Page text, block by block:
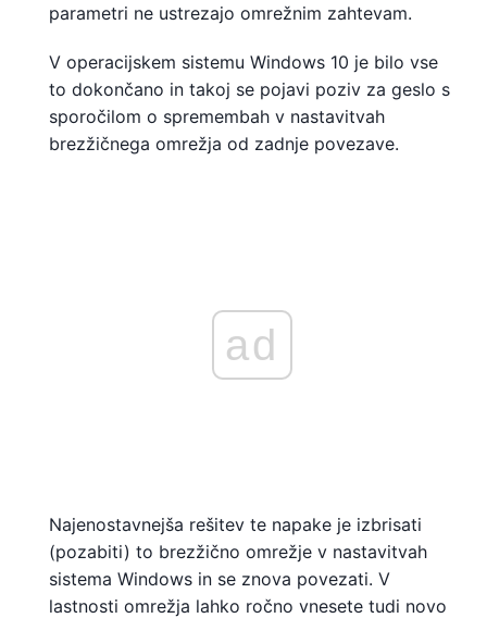
parametri ne ustrezajo omrežnim zahtevam.
V operacijskem sistemu Windows 10 je bilo vse
to dokončano in takoj se pojavi poziv za geslo s
sporočilom o spremembah v nastavitvah
brezžičnega omrežja od zadnje povezave.
ad
Najenostavnejša rešitev te napake je izbrisati
(pozabiti) to brezžično omrežje v nastavitvah
sistema Windows in se znova povezati. V
lastnosti omrežja lahko ročno vnesete tudi novo